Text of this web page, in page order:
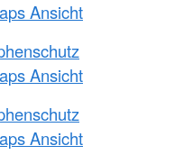
Ansicht
Ansicht
Ansicht